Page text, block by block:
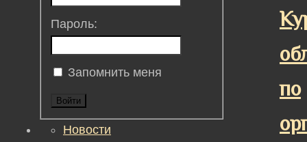
по
Пароль:
Запомнить меня
Войти
Новости